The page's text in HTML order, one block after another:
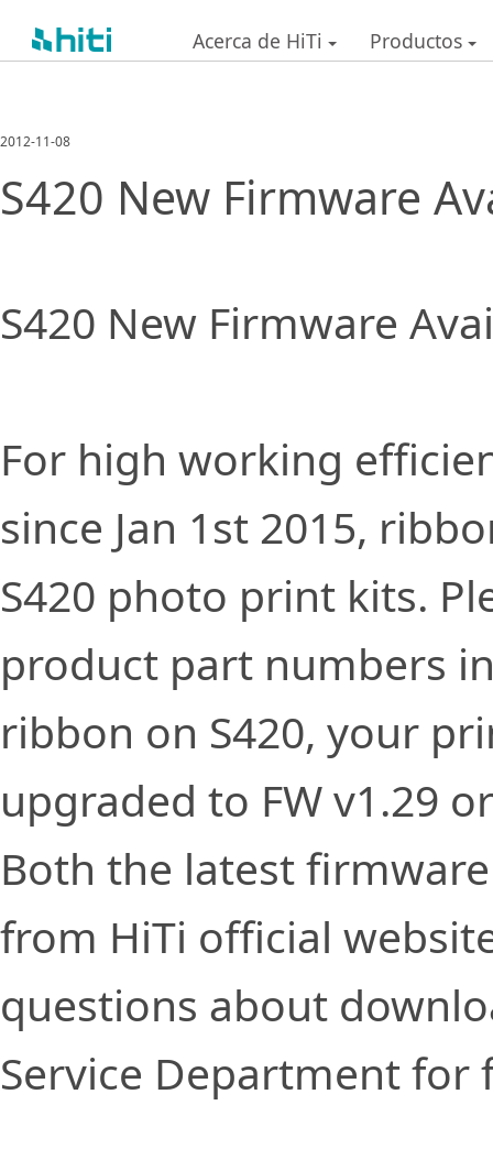
Acerca de HiTi Productos
2012-11-08
S420 New Firmware
S420 New Firmware
For high working
since Jan 1st 2015,
S420 photo print kits.
product part numbers
ribbon on S420, your
upgraded to FW v1.29
Both the latest
from HiTi official
questions about
Service Department for